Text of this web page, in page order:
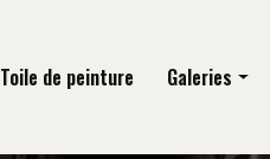
Toile de peinture Galeries